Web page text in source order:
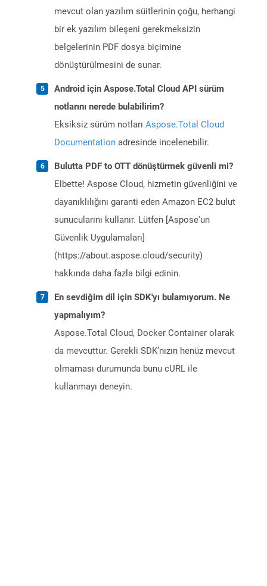
mevcut olan yazılım süitlerinin çoğu, herhangi
bir ek yazılım bileşeni gerekmeksizin
belgelerinin PDF dosya biçimine
dönüştürülmesini de sunar.
Android için Aspose.Total Cloud API sürüm
notlarını nerede bulabilirim?
Eksiksiz sürüm notları Aspose.Total Cloud
Documentation adresinde incelenebilir.
Bulutta PDF to OTT dönüştürmek güvenli mi?
Elbette! Aspose Cloud, hizmetin güvenliğini ve
dayanıklılığını garanti eden Amazon EC2 bulut
sunucularını kullanır. Lütfen [Aspose'un
Güvenlik Uygulamaları]
(https://about.aspose.cloud/security)
hakkında daha fazla bilgi edinin.
En sevdiğim dil için SDK'yı bulamıyorum. Ne
yapmalıyım?
Aspose.Total Cloud, Docker Container olarak
da mevcuttur. Gerekli SDK’nızın henüz mevcut
olmaması durumunda bunu cURL ile
kullanmayı deneyin.